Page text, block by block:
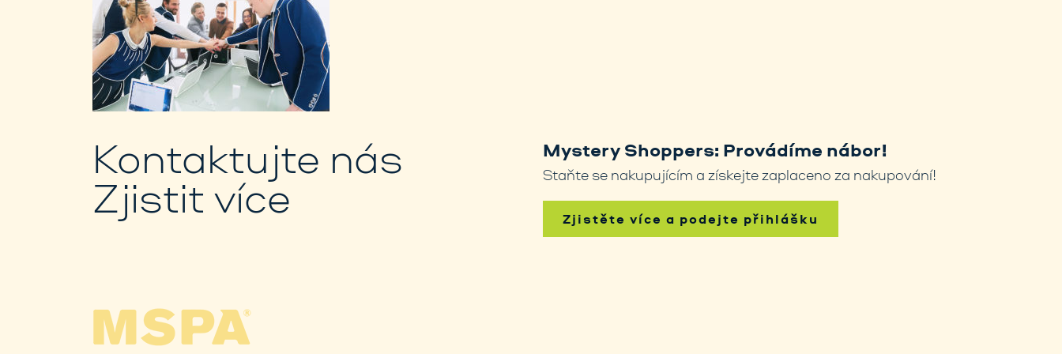
Kontaktujte nás
Zjistit více
Mystery Shoppers: Provádíme nábor!
Staňte se nakupujícím a získejte zaplaceno za nakupování!
Zjistěte více a podejte přihlášku